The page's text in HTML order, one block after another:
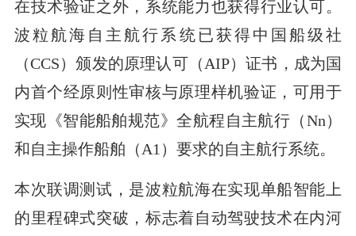
在技术验证之外，系统能力也获得行业认可。
波粒航海自主航行系统已获得中国船级社
（CCS）颁发的原理认可（AIP）证书，成为国
内首个经原则性审核与原理样机验证，可用于
实现《智能船舶规范》全航程自主航行（Nn）
和自主操作船舶（A1）要求的自主航行系统。
本次联调测试，是波粒航海在实现单船智能上
的里程碑式突破，标志着自动驾驶技术在内河